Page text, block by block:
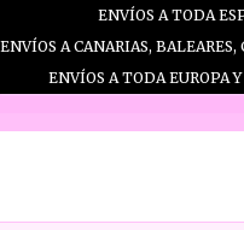
al
contenido
ENVÍOS A TODA
ENVÍOS A CANARIAS,
ENVÍOS A TODA EUROPA